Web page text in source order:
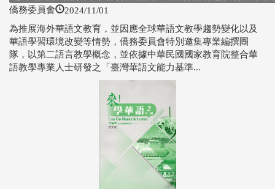
僑務委員會 2024/11/01
為推展海外華語文教育，並因應全球華語文教學趨勢變化以及
華語學習環境改變等情勢，僑務委員會特別邀集專業編撰團
隊，以第二語言教學概念，並依據中華民國國家教育院整合華
語教學專業人士研發之「臺灣華語文能力基準...